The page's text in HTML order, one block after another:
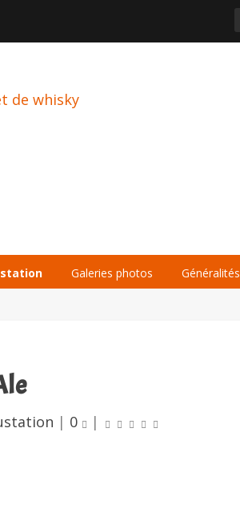
Galeries photos Généralités
| 0 |